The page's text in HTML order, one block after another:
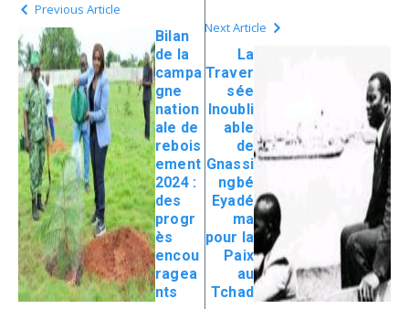
Previous Article
Bilan
de la
campa
gne
nation
ale de
rebois
ement
2024 :
des
progr
ès
encou
ragea
nts
Next Article
La
Traver
sée
Inoubli
able
de
Gnassi
ngbé
Eyadé
ma
pour la
Paix
au
Tchad